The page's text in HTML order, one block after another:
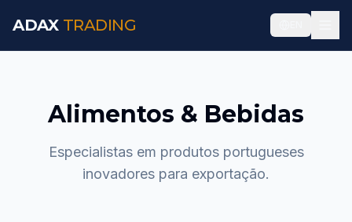
ADAX TRADING
Alimentos & Bebidas
Especialistas em produtos portugueses
inovadores para exportação.